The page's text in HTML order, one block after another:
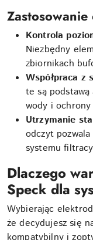
Kontrola
Niezbędny
zbiornikach
Współpraca z
te są
wody i
Utrzymanie
odczyt
systemu
Dlaczego
Speck dla
Wybierając
że decydujesz się